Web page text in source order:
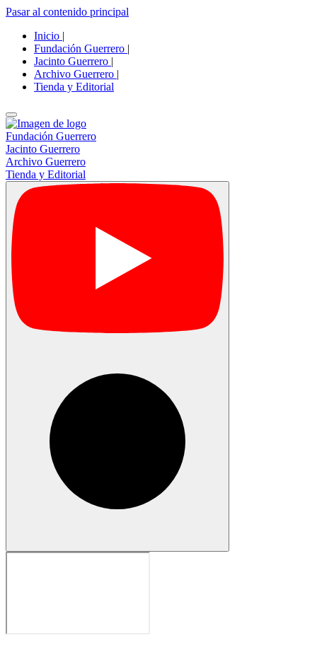
Pasar al contenido principal
Inicio |
Fundación Guerrero |
Jacinto Guerrero |
Archivo Guerrero |
Tienda y Editorial
Fundación Guerrero
Jacinto Guerrero
Archivo Guerrero
Tienda y Editorial